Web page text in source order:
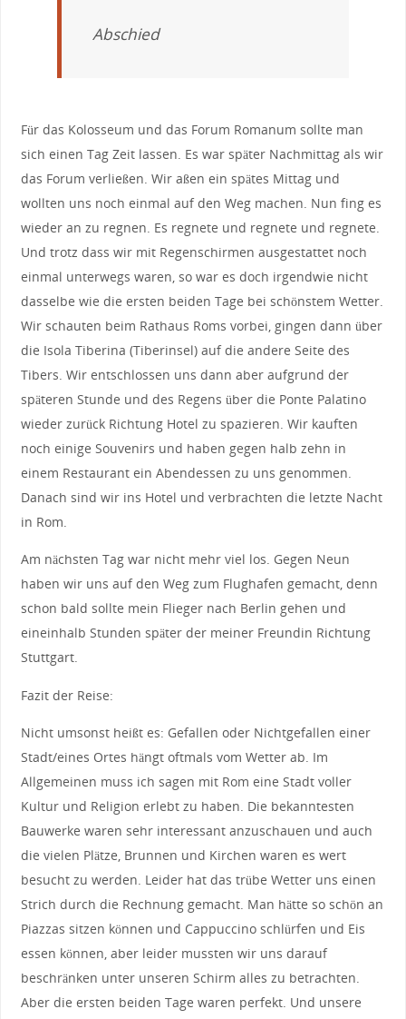
Abschied
Für das Kolosseum und das Forum Romanum sollte man
sich einen Tag Zeit lassen. Es war später Nachmittag als wir
das Forum verließen. Wir aßen ein spätes Mittag und
wollten uns noch einmal auf den Weg machen. Nun fing es
wieder an zu regnen. Es regnete und regnete und regnete.
Und trotz dass wir mit Regenschirmen ausgestattet noch
einmal unterwegs waren, so war es doch irgendwie nicht
dasselbe wie die ersten beiden Tage bei schönstem Wetter.
Wir schauten beim Rathaus Roms vorbei, gingen dann über
die Isola Tiberina (Tiberinsel) auf die andere Seite des
Tibers. Wir entschlossen uns dann aber aufgrund der
späteren Stunde und des Regens über die Ponte Palatino
wieder zurück Richtung Hotel zu spazieren. Wir kauften
noch einige Souvenirs und haben gegen halb zehn in
einem Restaurant ein Abendessen zu uns genommen.
Danach sind wir ins Hotel und verbrachten die letzte Nacht
in Rom.
Am nächsten Tag war nicht mehr viel los. Gegen Neun
haben wir uns auf den Weg zum Flughafen gemacht, denn
schon bald sollte mein Flieger nach Berlin gehen und
eineinhalb Stunden später der meiner Freundin Richtung
Stuttgart.
Fazit der Reise:
Nicht umsonst heißt es: Gefallen oder Nichtgefallen einer
Stadt/eines Ortes hängt oftmals vom Wetter ab. Im
Allgemeinen muss ich sagen mit Rom eine Stadt voller
Kultur und Religion erlebt zu haben. Die bekanntesten
Bauwerke waren sehr interessant anzuschauen und auch
die vielen Plätze, Brunnen und Kirchen waren es wert
besucht zu werden. Leider hat das trübe Wetter uns einen
Strich durch die Rechnung gemacht. Man hätte so schön an
Piazzas sitzen können und Cappuccino schlürfen und Eis
essen können, aber leider mussten wir uns darauf
beschränken unter unseren Schirm alles zu betrachten.
Aber die ersten beiden Tage waren perfekt. Und unsere